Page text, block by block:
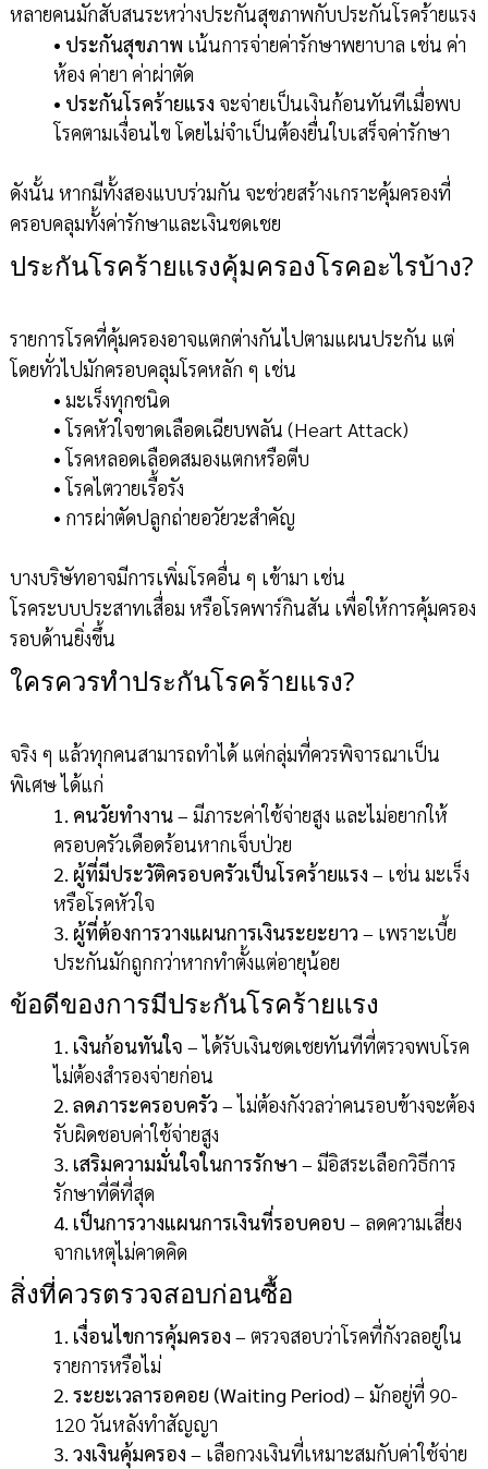
หลายคนมักสับสนระหว่างประกันสุขภาพกับประกันโรคร้ายแรง
• ประกันสุขภาพ เน้นการจ่ายค่ารักษาพยาบาล เช่น ค่า
ห้อง ค่ายา ค่าผ่าตัด
• ประกันโรคร้ายแรง จะจ่ายเป็นเงินก้อนทันทีเมื่อพบ
โรคตามเงื่อนไข โดยไม่จำเป็นต้องยื่นใบเสร็จค่ารักษา
ดังนั้น หากมีทั้งสองแบบร่วมกัน จะช่วยสร้างเกราะคุ้มครองที่
ครอบคลุมทั้งค่ารักษาและเงินชดเชย
ประกันโรคร้ายแรงคุ้มครองโรคอะไรบ้าง?
รายการโรคที่คุ้มครองอาจแตกต่างกันไปตามแผนประกัน แต่
โดยทั่วไปมักครอบคลุมโรคหลัก ๆ เช่น
• มะเร็งทุกชนิด
• โรคหัวใจขาดเลือดเฉียบพลัน (Heart Attack)
• โรคหลอดเลือดสมองแตกหรือตีบ
• โรคไตวายเรื้อรัง
• การผ่าตัดปลูกถ่ายอวัยวะสำคัญ
บางบริษัทอาจมีการเพิ่มโรคอื่น ๆ เข้ามา เช่น
โรคระบบประสาทเสื่อม หรือโรคพาร์กินสัน เพื่อให้การคุ้มครอง
รอบด้านยิ่งขึ้น
ใครควรทำประกันโรคร้ายแรง?
จริง ๆ แล้วทุกคนสามารถทำได้ แต่กลุ่มที่ควรพิจารณาเป็น
พิเศษ ได้แก่
1. คนวัยทำงาน– มีภาระค่าใช้จ่ายสูง และไม่อยากให้
ครอบครัวเดือดร้อนหากเจ็บป่วย
2. ผู้ที่มีประวัติครอบครัวเป็นโรคร้ายแรง – เช่น มะเร็ง
หรือโรคหัวใจ
3. ผู้ที่ต้องการวางแผนการเงินระยะยาว – เพราะเบี้ย
ประกันมักถูกกว่าหากทำตั้งแต่อายุน้อย
ข้อดีของการมีประกันโรคร้ายแรง
1. เงินก้อนทันใจ – ได้รับเงินชดเชยทันทีที่ตรวจพบโรค
ไม่ต้องสำรองจ่ายก่อน
2. ลดภาระครอบครัว – ไม่ต้องกังวลว่าคนรอบข้างจะต้อง
รับผิดชอบค่าใช้จ่ายสูง
3. เสริมความมั่นใจในการรักษา – มีอิสระเลือกวิธีการ
รักษาที่ดีที่สุด
4. เป็นการวางแผนการเงินที่รอบคอบ – ลดความเสี่ยง
จากเหตุไม่คาดคิด
สิ่งที่ควรตรวจสอบก่อนซื้อ
1. เงื่อนไขการคุ้มครอง – ตรวจสอบว่าโรคที่กังวลอยู่ใน
รายการหรือไม่
2. ระยะเวลารอคอย (Waiting Period)– มักอยู่ที่ 90-
120 วันหลังทำสัญญา
3. วงเงินคุ้มครอง – เลือกวงเงินที่เหมาะสมกับค่าใช้จ่าย